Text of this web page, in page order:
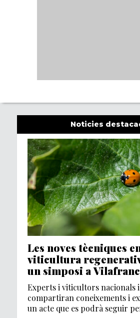
Noticies
Les noves tècniques
viticultura
un simposi a
Penedès
Experts i viticultors nacionals
compartiran coneixements i
un acte que es podrà seguir